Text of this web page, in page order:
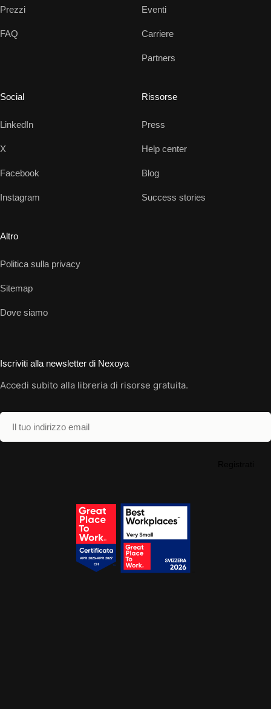
Prezzi
FAQ
Eventi
Carriere
Partners
Social
LinkedIn
X
Facebook
Instagram
Rissorse
Press
Help center
Blog
Success stories
Altro
Politica sulla privacy
Sitemap
Dove siamo
Iscriviti alla newsletter di Nexoya
Accedi subito alla libreria di risorse gratuita.
Erhalten Sie jetzt ihren gratis Zugang!
Wir werden ihnen regelmässig Tipps, Vorlagen und
spannende Webinare sowie Liste von interessanten Tools